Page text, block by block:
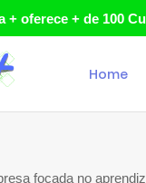
+ oferece + de 100
Home
focada no